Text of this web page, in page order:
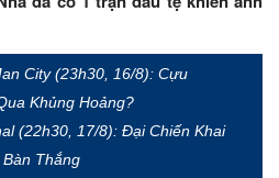
City (23h30, 16/8): Cựu
Khủng Hoảng?
(22h30, 17/8): Đại Chiến Khai
Thắng